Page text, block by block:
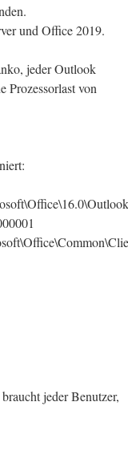
und Office 2019.
jeder Outlook
Prozessorlast von
jeder Benutzer,